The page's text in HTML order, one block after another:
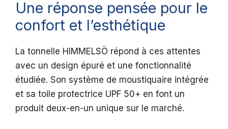
Une réponse pensée pour le
confort et l’esthétique
La tonnelle HIMMELSÖ répond à ces attentes
avec un design épuré et une fonctionnalité
étudiée. Son système de moustiquaire intégrée
et sa toile protectrice UPF 50+ en font un
produit deux-en-un unique sur le marché.